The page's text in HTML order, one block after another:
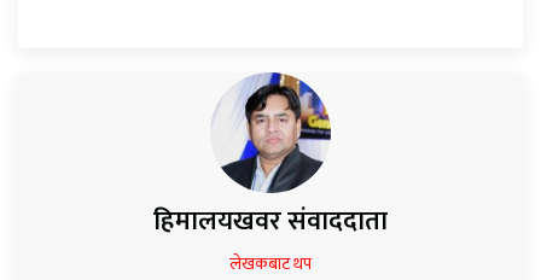
हिमालयखवर संवाददाता
लेखकबाट थप